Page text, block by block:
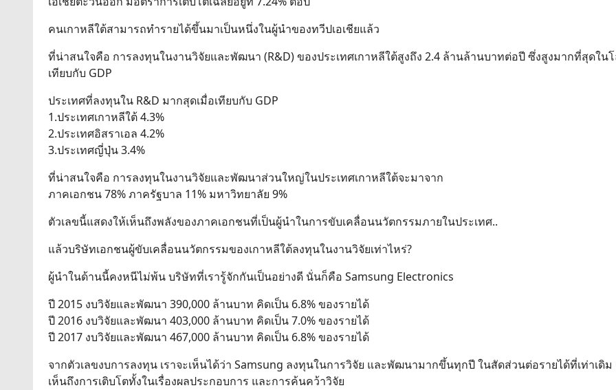
คนเกาหลีใต้สามารถทำรายได้ขึ้นมาเป็นหนึ่งในผู้นำของทวีปเอเชียแล้ว
ที่น่าสนใจคือ การลงทุนในงานวิจัยและพัฒนา (R&D) ของประเทศเกาหลีใต้สูงถึง 2.4 ล้านล้านบาทต่อปี ซึ่งสูงมากที่สุดในโ
เทียบกับ GDP
ประเทศที่ลงทุนใน R&D มากสุดเมื่อเทียบกับ GDP
1.ประเทศเกาหลีใต้ 4.3%
2.ประเทศอิสราเอล 4.2%
3.ประเทศญี่ปุ่น 3.4%
ที่น่าสนใจคือ การลงทุนในงานวิจัยและพัฒนาส่วนใหญ่ในประเทศเกาหลีใต้จะมาจาก
ภาคเอกชน 78% ภาครัฐบาล 11% มหาวิทยาลัย 9%
ตัวเลขนี้แสดงให้เห็นถึงพลังของภาคเอกชนที่เป็นผู้นำในการขับเคลื่อนนวัตกรรมภายในประเทศ..
แล้วบริษัทเอกชนผู้ขับเคลื่อนนวัตกรรมของเกาหลีใต้ลงทุนในงานวิจัยเท่าไหร่?
ผู้นำในด้านนี้คงหนีไม่พ้น บริษัทที่เรารู้จักกันเป็นอย่างดี นั่นก็คือ Samsung Electronics
ปี 2015 งบวิจัยและพัฒนา 390,000 ล้านบาท คิดเป็น 6.8% ของรายได้
ปี 2016 งบวิจัยและพัฒนา 403,000 ล้านบาท คิดเป็น 7.0% ของรายได้
ปี 2017 งบวิจัยและพัฒนา 467,000 ล้านบาท คิดเป็น 6.8% ของรายได้
จากตัวเลขงบการลงทุน เราจะเห็นได้ว่า Samsung ลงทุนในการวิจัย และพัฒนามากขึ้นทุกปี ในสัดส่วนต่อรายได้ที่เท่าเดิม
เห็นถึงการเติบโตทั้งในเรื่องผลประกอบการ และการค้นคว้าวิจัย